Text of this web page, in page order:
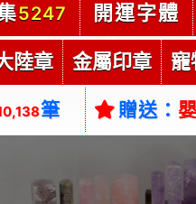
5247 開運字體
陸章 金屬印章 寵
筆 贈送：